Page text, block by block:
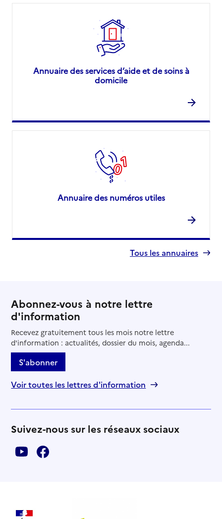
Annuaire des services d’aide et de soins à
domicile
Annuaire des numéros utiles
Tous les annuaires
Abonnez-vous à notre lettre
d'information
Recevez gratuitement tous les mois notre lettre
d'information : actualités, dossier du mois, agenda...
S'abonner
Voir toutes les lettres d'information
Suivez-nous sur les réseaux sociaux